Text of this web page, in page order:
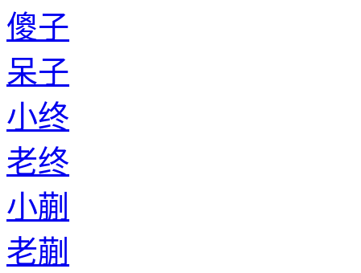
傻子
呆子
小终
老终
小蒯
老蒯